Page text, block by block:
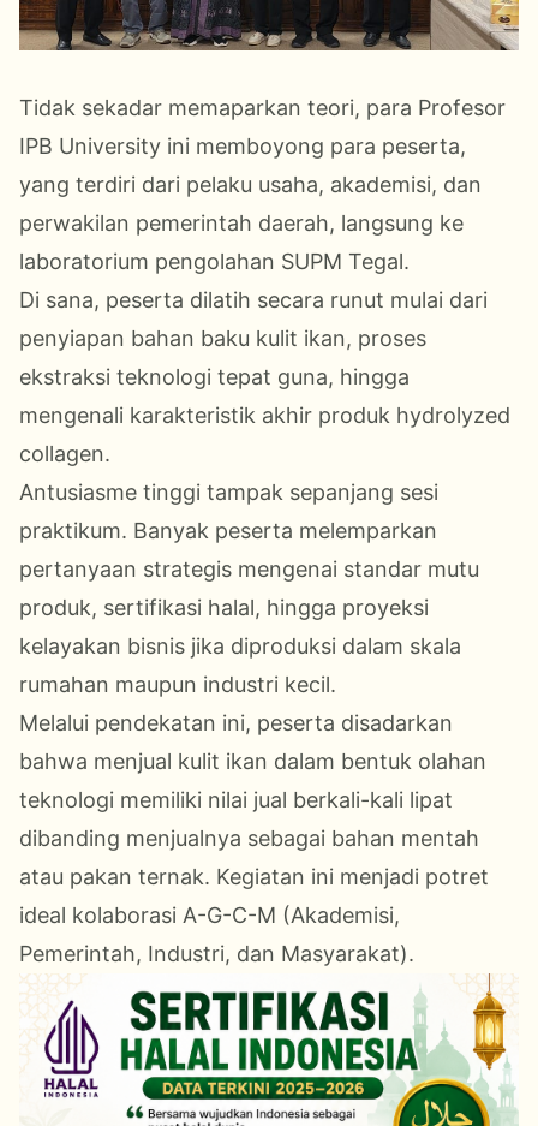
Tidak sekadar memaparkan teori, para Profesor
IPB University ini memboyong para peserta,
yang terdiri dari pelaku usaha, akademisi, dan
perwakilan pemerintah daerah, langsung ke
laboratorium pengolahan SUPM Tegal.
Di sana, peserta dilatih secara runut mulai dari
penyiapan bahan baku kulit ikan, proses
ekstraksi teknologi tepat guna, hingga
mengenali karakteristik akhir produk hydrolyzed
collagen.
Antusiasme tinggi tampak sepanjang sesi
praktikum. Banyak peserta melemparkan
pertanyaan strategis mengenai standar mutu
produk, sertifikasi halal, hingga proyeksi
kelayakan bisnis jika diproduksi dalam skala
rumahan maupun industri kecil.
Melalui pendekatan ini, peserta disadarkan
bahwa menjual kulit ikan dalam bentuk olahan
teknologi memiliki nilai jual berkali-kali lipat
dibanding menjualnya sebagai bahan mentah
atau pakan ternak. Kegiatan ini menjadi potret
ideal kolaborasi A-G-C-M (Akademisi,
Pemerintah, Industri, dan Masyarakat).